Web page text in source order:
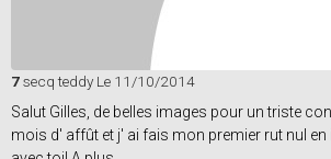
7secq teddy Le 11/10/2014
Salut Gilles, de belles images pour un triste
mois d' affût et j' ai fais mon premier rut nul